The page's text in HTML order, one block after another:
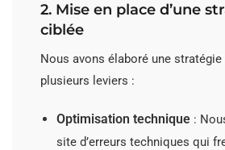
2. Mise en place d’une
ciblée
Nous avons élaboré une stratégie
plusieurs leviers :
Optimisation technique :
site d’erreurs techniques qui